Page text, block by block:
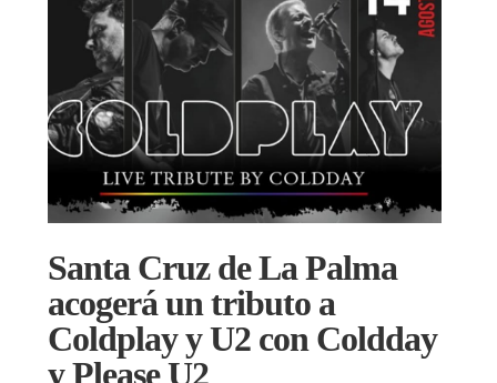
Santa Cruz de La Palma
acogerá un tributo a
Coldplay y U2 con Coldday
y Please U2